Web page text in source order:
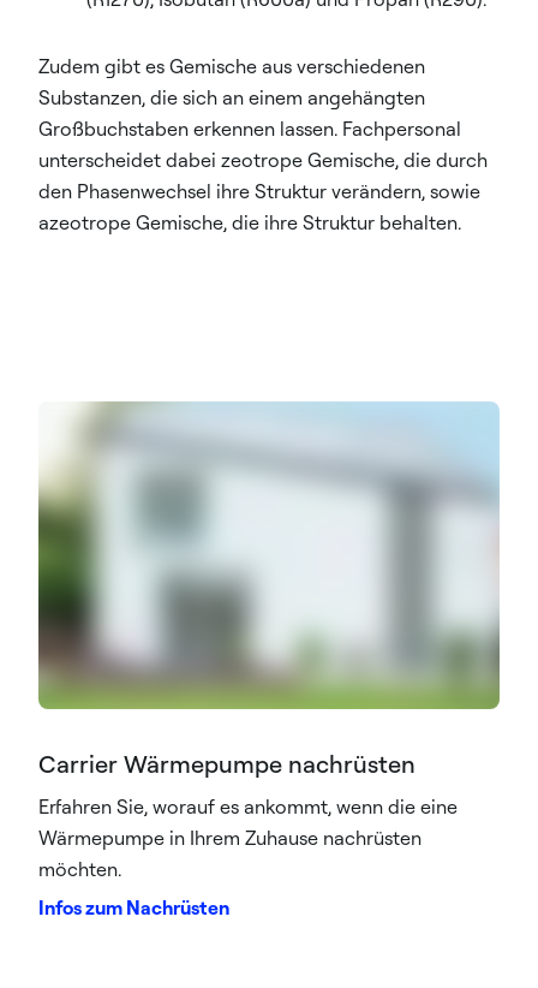
Zudem gibt es Gemische aus verschiedenen
Substanzen, die sich an einem angehängten
Großbuchstaben erkennen lassen. Fachpersonal
unterscheidet dabei zeotrope Gemische, die durch
den Phasenwechsel ihre Struktur verändern, sowie
azeotrope Gemische, die ihre Struktur behalten.
Carrier Wärmepumpe nachrüsten
Erfahren Sie, worauf es ankommt, wenn die eine
Wärmepumpe in Ihrem Zuhause nachrüsten
möchten.
Infos zum Nachrüsten